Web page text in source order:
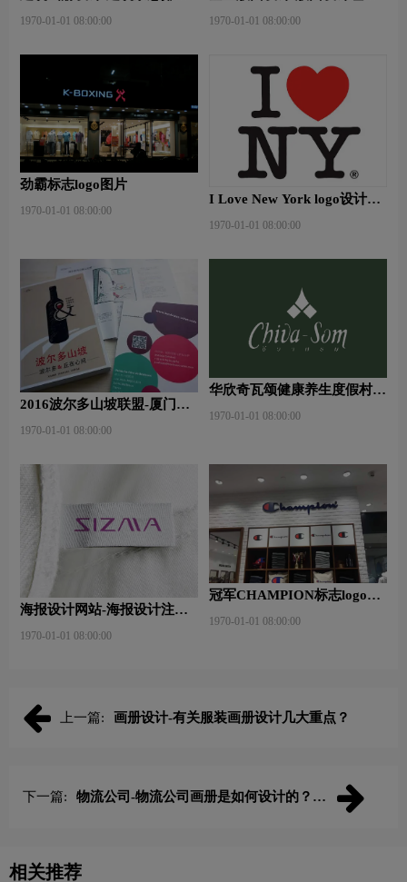
用？
1970-01-01 08:00:00 1970-01-01 08:00:00
劲霸标志logo图片
1970-01-01 08:00:00
I Love New York logo设计含
1970-01-01 08:00:00
2016波尔多山坡联盟-厦门大
1970-01-01 08:00:00
华欣奇瓦颂健康养生度假村标
1970-01-01 08:00:00
海报设计网站-海报设计注意
1970-01-01 08:00:00
冠军CHAMPION标志logo图
1970-01-01 08:00:00
上一篇: 画册设计-有关服装画册设计几大重点？
下一篇:
物流公司-物流公司画册是如何设计的？需
相关推荐